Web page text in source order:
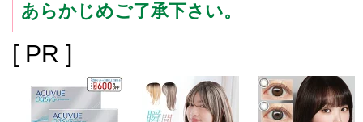
あらかじめご了承下さい。
[ PR ]